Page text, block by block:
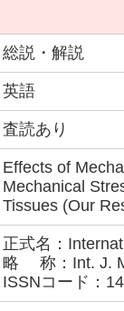
総説・解説
英語
査読あり
Effects of
Mechanical
Tissues (Our
正式名：
略 称：Int. J.
ISSNコード：